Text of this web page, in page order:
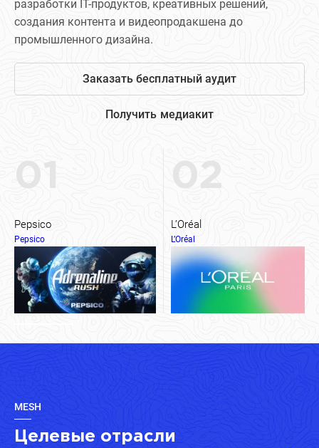
разработки IT-продуктов, креативных решений,
создания контента и видеопродакшена до
промышленного дизайна.
Заказать бесплатный аудит
Получить медиакит
Pepsico
Pepsico
L’Oréal
L’Oréal
MESH
Целевые отрасли